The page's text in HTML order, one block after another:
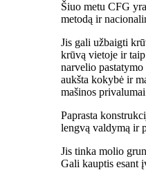
Šiuo metu CFG
metodą ir
Jis gali užbaigti
krūvą vietoje ir
narvelio
aukšta kokybė ir
mašinos
Paprasta
lengvą valdymą ir
Jis tinka molio
Gali kauptis esant